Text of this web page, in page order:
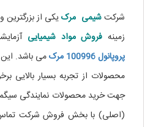
شرکتشیمی مرکیکی از بزرگترین
زمینه فروش مواد شیمیایی
پروپانول 100996 مرک
می باشد.
محصولات از تجربه بسیار بالایی
جهت خرید محصولات نمایندگی
(اصلی) با بخش فروش شرکت تماس